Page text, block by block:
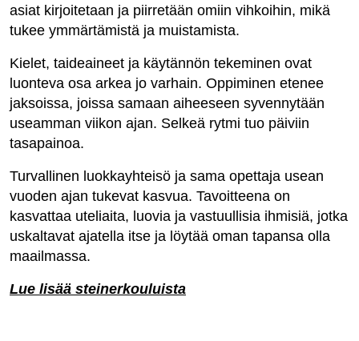
asiat kirjoitetaan ja piirretään omiin vihkoihin, mikä
tukee ymmärtämistä ja muistamista.
Kielet, taideaineet ja käytännön tekeminen ovat
luonteva osa arkea jo varhain. Oppiminen etenee
jaksoissa, joissa samaan aiheeseen syvennytään
useamman viikon ajan. Selkeä rytmi tuo päiviin
tasapainoa.
Turvallinen luokkayhteisö ja sama opettaja usean
vuoden ajan tukevat kasvua. Tavoitteena on
kasvattaa uteliaita, luovia ja vastuullisia ihmisiä, jotka
uskaltavat ajatella itse ja löytää oman tapansa olla
maailmassa.
Lue lisää steinerkouluista